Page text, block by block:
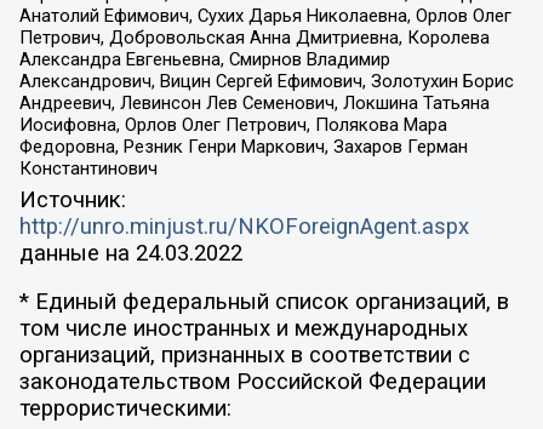
Анатолий Ефимович, Сухих Дарья Николаевна, Орлов Олег
Петрович, Добровольская Анна Дмитриевна, Королева
Александра Евгеньевна, Смирнов Владимир
Александрович, Вицин Сергей Ефимович, Золотухин Борис
Андреевич, Левинсон Лев Семенович, Локшина Татьяна
Иосифовна, Орлов Олег Петрович, Полякова Мара
Федоровна, Резник Генри Маркович, Захаров Герман
Константинович
Источник:
http://unro.minjust.ru/NKOForeignAgent.aspx
данные на 24.03.2022
* Единый федеральный список организаций, в
том числе иностранных и международных
организаций, признанных в соответствии с
законодательством Российской Федерации
террористическими: